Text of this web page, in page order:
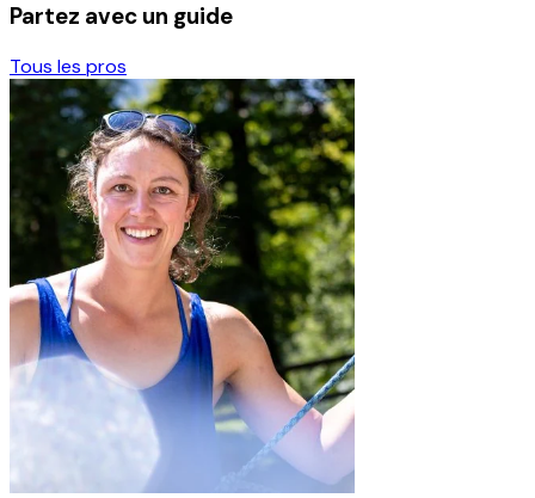
Partez avec un guide
Tous les pros